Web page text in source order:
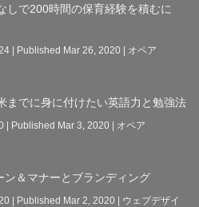
しで200時間の保育経験を積むに
| Published Mar 26, 2020 | オペア
までに身に付けたい英語力と勉強法
| Published Mar 3, 2020 | オペア
ン＆マナーとブランディング
| Published Mar 2, 2020 | ウェブデザイ